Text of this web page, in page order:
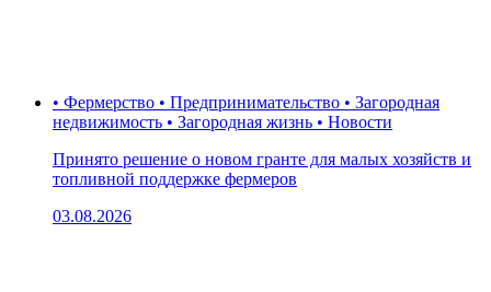
• Фермерство • Предпринимательство • Загородная
недвижимость • Загородная жизнь • Новости
Принято решение о новом гранте для малых хозяйств и
топливной поддержке фермеров
03.08.2026